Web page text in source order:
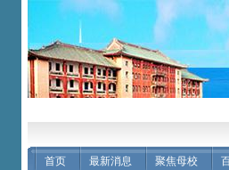
首页 最新消息 聚焦母校